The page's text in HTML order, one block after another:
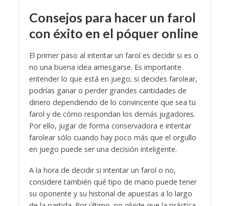
Consejos para hacer un farol
con éxito en el póquer online
El primer paso al intentar un farol es decidir si es o
no una buena idea arriesgarse. Es importante
entender lo que está en juego; si decides farolear,
podrías ganar o perder grandes cantidades de
dinero dependiendo de lo convincente que sea tu
farol y de cómo respondan los demás jugadores.
Por ello, jugar de forma conservadora e intentar
farolear sólo cuando hay poco más que el orgullo
en juego puede ser una decisión inteligente.
A la hora de decidir si intentar un farol o no,
considere también qué tipo de mano puede tener
su oponente y su historial de apuestas a lo largo